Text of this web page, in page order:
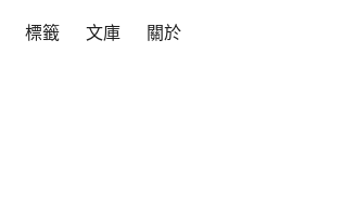
標籤 文庫 關於